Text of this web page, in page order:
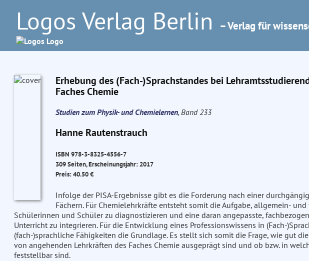
Logos Verlag Berlin – Verlag für
Erhebung des (Fach-)Sprachstandes bei
Faches Chemie
Studien zum Physik- und Chemielernen, Band 233
Hanne Rautenstrauch
ISBN 978-3-8325-4556-7
309 Seiten, Erscheinungsjahr: 2017
Preis: 40.50 €
Infolge der PISA-Ergebnisse gibt es die Forderung nach einer
Fächern. Für Chemielehrkräfte entsteht somit die Aufgabe, allgemein-
Schülerinnen und Schüler zu diagnostizieren und eine daran angepasste,
Unterricht zu integrieren. Für die Entwicklung eines Professionswissens in (Fach-
(fach-)sprachliche Fähigkeiten die Grundlage. Es stellt sich somit die Frage, wie gut
von angehenden Lehrkräften des Faches Chemie ausgeprägt sind und ob bzw. in
feststellbar sind.